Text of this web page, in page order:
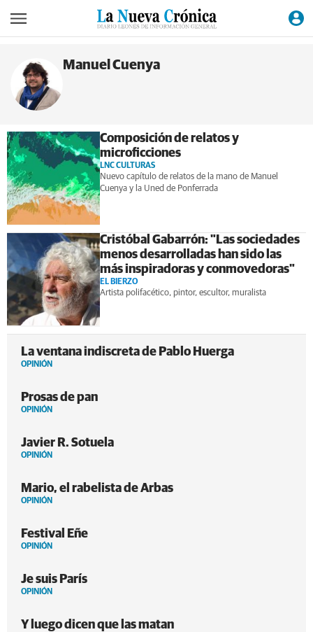
Manuel Cuenya
Composición de relatos y
microficciones
LNC CULTURAS
Nuevo capítulo de relatos de la mano de Manuel
Cuenya y la Uned de Ponferrada
Cristóbal Gabarrón: "Las sociedades
menos desarrolladas han sido las
más inspiradoras y conmovedoras"
EL BIERZO
Artista polifacético, pintor, escultor, muralista
La ventana indiscreta de Pablo Huerga
OPINIÓN
Prosas de pan
OPINIÓN
Javier R. Sotuela
OPINIÓN
Mario, el rabelista de Arbas
OPINIÓN
Festival Eñe
OPINIÓN
Je suis París
OPINIÓN
Y luego dicen que las matan